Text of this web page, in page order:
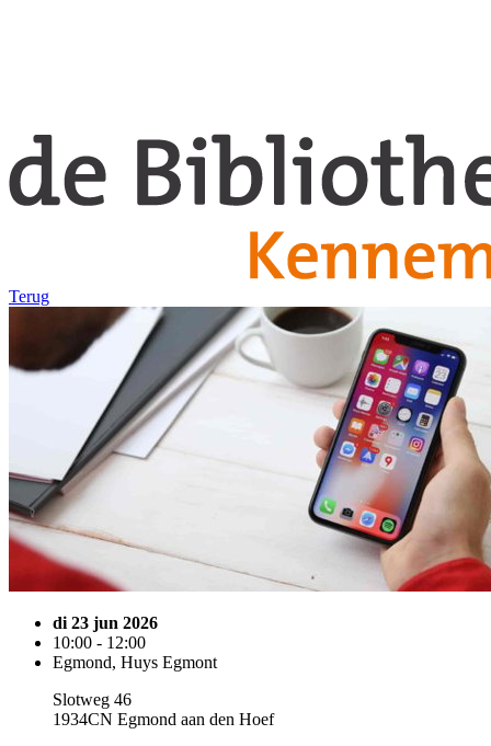
Terug
di 23 jun 2026
10:00 - 12:00
Egmond, Huys Egmont
Slotweg 46
1934CN Egmond aan den Hoef